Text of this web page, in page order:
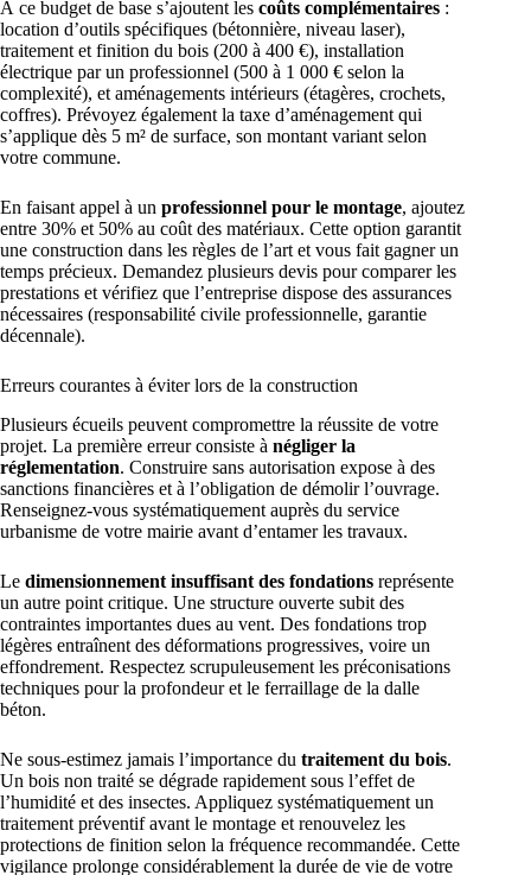
À ce budget de base s’ajoutent les coûts complémentaires :
location d’outils spécifiques (bétonnière, niveau laser),
traitement et finition du bois (200 à 400 €), installation
électrique par un professionnel (500 à 1 000 € selon la
complexité), et aménagements intérieurs (étagères, crochets,
coffres). Prévoyez également la taxe d’aménagement qui
s’applique dès 5 m² de surface, son montant variant selon
votre commune.
En faisant appel à un professionnel pour le montage, ajoutez
entre 30% et 50% au coût des matériaux. Cette option garantit
une construction dans les règles de l’art et vous fait gagner un
temps précieux. Demandez plusieurs devis pour comparer les
prestations et vérifiez que l’entreprise dispose des assurances
nécessaires (responsabilité civile professionnelle, garantie
décennale).
Erreurs courantes à éviter lors de la construction
Plusieurs écueils peuvent compromettre la réussite de votre
projet. La première erreur consiste à négliger la
réglementation. Construire sans autorisation expose à des
sanctions financières et à l’obligation de démolir l’ouvrage.
Renseignez-vous systématiquement auprès du service
urbanisme de votre mairie avant d’entamer les travaux.
Le dimensionnement insuffisant des fondations représente
un autre point critique. Une structure ouverte subit des
contraintes importantes dues au vent. Des fondations trop
légères entraînent des déformations progressives, voire un
effondrement. Respectez scrupuleusement les préconisations
techniques pour la profondeur et le ferraillage de la dalle
béton.
Ne sous-estimez jamais l’importance du traitement du bois.
Un bois non traité se dégrade rapidement sous l’effet de
l’humidité et des insectes. Appliquez systématiquement un
traitement préventif avant le montage et renouvelez les
protections de finition selon la fréquence recommandée. Cette
vigilance prolonge considérablement la durée de vie de votre